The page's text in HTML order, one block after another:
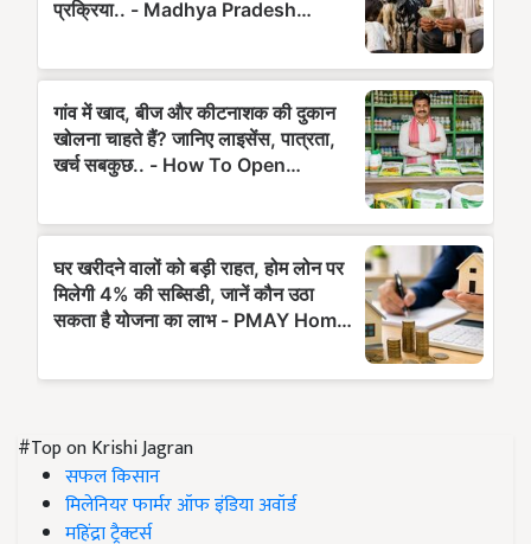
#Top on Krishi Jagran
सफल किसान
मिलेनियर फार्मर ऑफ इंडिया अवॉर्ड
महिंद्रा ट्रैक्टर्स